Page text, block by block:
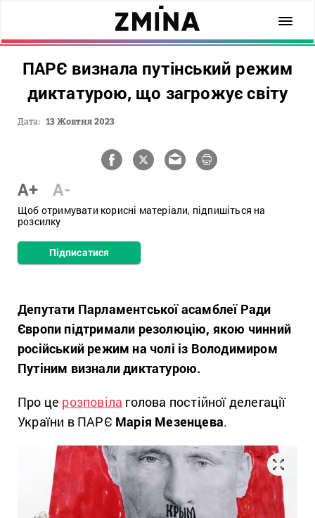
ПАРЄ визнала путінський режим
диктатурою, що загрожує світу
Дата: 13 Жовтня 2023
A+ A-
Щоб отримувати корисні матеріали, підпишіться на
розсилку
Підписатися
Депутати Парламентської асамблеї Ради
Європи підтримали резолюцію, якою чинний
російський режим на чолі із Володимиром
Путіним визнали диктатурою.
Про це розповіла голова постійної делегації
України в ПАРЄ Марія Мезенцева.